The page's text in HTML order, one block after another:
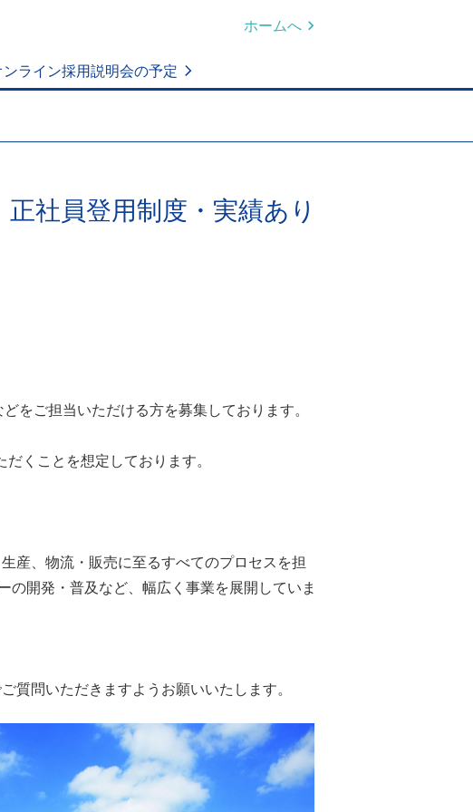
ホームへ
ンライン採用説明会の予定
社員登用制度・実績あり
をご担当いただける方を募集しております。
くことを想定しております。
産、物流・販売に至るすべてのプロセスを担
開発・普及など、幅広く事業を展開していま
問いただきますようお願いいたします。